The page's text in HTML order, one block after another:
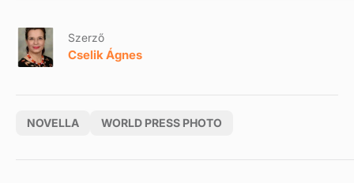
Szerző
Cselik Ágnes
NOVELLA WORLD PRESS PHOTO